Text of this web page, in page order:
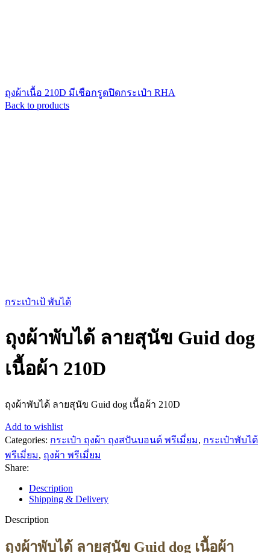
ถุงผ้าเนื้อ 210D มีเชือกรูดปิดกระเป๋า RHA
Back to products
กระเป๋าเป้ พับได้
ถุงผ้าพับได้ ลายสุนัข Guid dog
เนื้อผ้า 210D
ถุงผ้าพับได้ ลายสุนัข Guid dog เนื้อผ้า 210D
Add to wishlist
Categories: กระเป๋า ถุงผ้า ถุงสปันบอนด์ พรีเมี่ยม, กระเป๋าพับได้
พรีเมี่ยม, ถุงผ้า พรีเมี่ยม
Share:
Description
Shipping & Delivery
Description
ถุงผ้าพับได้ ลายสุนัข Guid dog เนื้อผ้า